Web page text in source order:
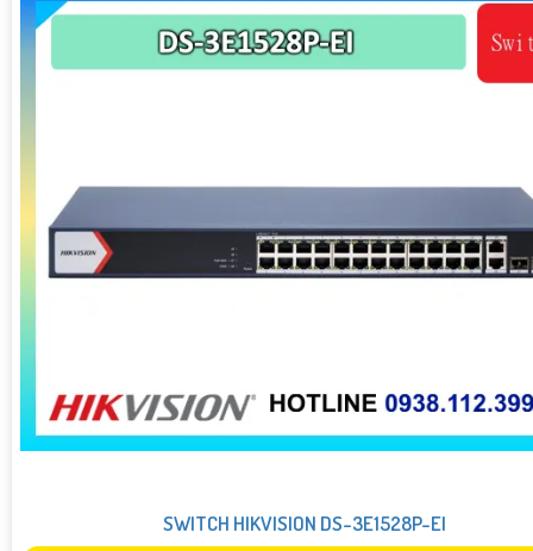
SWITCH HIKVISION DS-3E1528P-EI